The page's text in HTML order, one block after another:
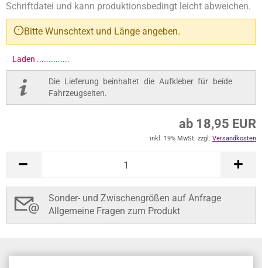
Schriftdatei und kann produktionsbedingt leicht abweichen.
Bitte Wunschtext und Länge angeben.
Die Lieferung beinhaltet die Aufkleber für beide
Fahrzeugseiten.
ab 18,95 EUR
inkl. 19% MwSt. zzgl. Versandkosten
In den Warenkorb
Bitte prüfen Sie die Wunschtext-Eingaben.
Sonder- und Zwischengrößen auf Anfrage